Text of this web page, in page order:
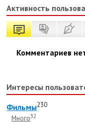
Активность
Комментариев
Интересы
Фильмы230
Много32